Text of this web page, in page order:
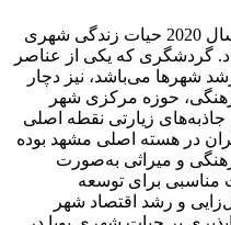
بیماری همه‌گیر کووید-19 از ابتدای سال 2020 حیات زندگی شهری
گردشگری که یکی از عناصر
شهرها می‌باشد، نیز دچار
حوزه مرکزی شهر
زیارتی نقطه اصلی
در هسته اصلی مشهد بوده
و میراثی به‌صورت
برای توسعه
و رشد اقتصاد شهر